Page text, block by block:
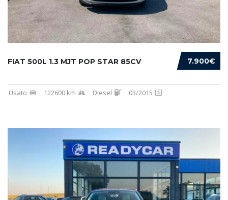
7.900€
FIAT 500L 1.3 MJT POP STAR 85CV
Usato 122600 km Diesel 03/2015